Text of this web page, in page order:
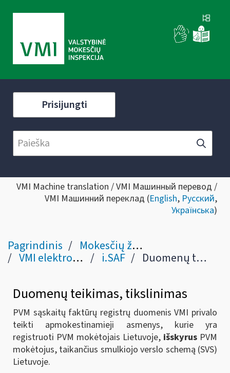
Prisijungti
VMI Machine translation / VMI Машинный перевод /
VMI Машинний переклад (English, Русский,
Українська)
Pagrindinis Mokesčių žinynas
VMI elektroninės sistemos i.SAF Duomenų teikimas, tikslinimas
Duomenų teikimas, tikslinimas
PVM sąskaitų faktūrų registrų duomenis VMI privalo
teikti apmokestinamieji asmenys, kurie yra
registruoti PVM mokėtojais Lietuvoje, išskyrus PVM
mokėtojus, taikančius smulkiojo verslo schemą (SVS)
Lietuvoje.